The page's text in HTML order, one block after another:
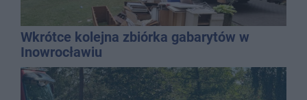
Wkrótce kolejna zbiórka gabarytów w
Inowrocławiu